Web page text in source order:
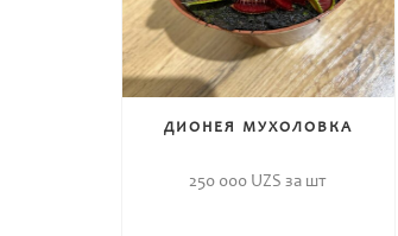
ДИОНЕЯ МУХОЛОВКА
250 000 UZS за шт